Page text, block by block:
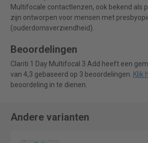
Multifocale contactlenzen, ook bekend als
zijn ontworpen voor mensen met
(ouderdomsverziendheid).
Beoordelingen
Clariti 1 Day Multifocal 3 Add heeft een
van 4,3 gebaseerd op 3 beoordelingen. Klik
beoordeling in te dienen.
Andere varianten